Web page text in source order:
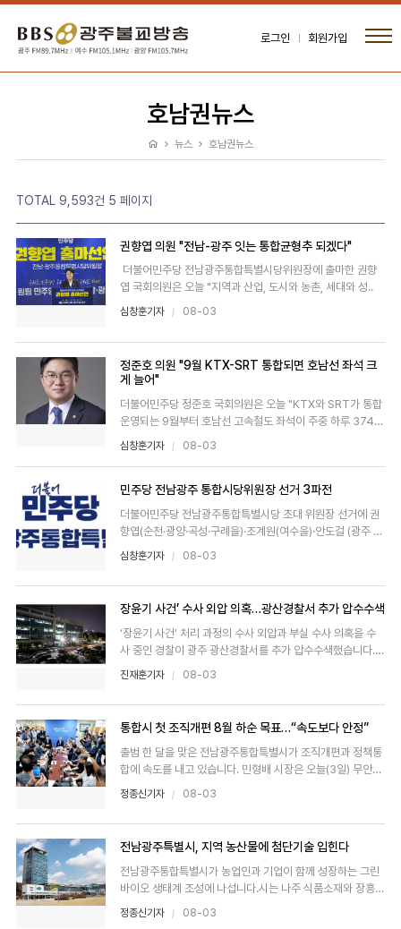
로그인 회원가입
호남권뉴스
뉴스 호남권뉴스
TOTAL 9,593건 5 페이지
권향엽 의원 "전남-광주 잇는 통합균형추 되겠다"
더불어민주당 전남광주통합특별시당위원장에 출마한 권향
엽 국회의원은 오늘 "지역과 산업, 도시와 농촌, 세대와 성..
심창훈기자 08-03
정준호 의원 "9월 KTX-SRT 통합되면 호남선 좌석 크
게 늘어"
더불어민주당 정준호 국회의원은 오늘 "KTX와 SRT가 통합
운영되는 9월부터 호남선 고속철도 좌석이 주중 하루 374
2..
심창훈기자 08-03
민주당 전남광주 통합시당위원장 선거 3파전
더불어민주당 전남광주통합특별시당 초대 위원장 선거에 권
향엽(순천·광양·곡성·구례을)·조계원(여수을)·안도걸 (광주 동
남을)..
심창훈기자 08-03
장윤기 사건’ 수사 외압 의혹…광산경찰서 추가 압수수색
‘장윤기 사건’ 처리 과정의 수사 외압과 부실 수사 의혹을 수
사 중인 경찰이 광주 광산경찰서를 추가 압수수색했습니다.경
찰청..
진재훈기자 08-03
통합시 첫 조직개편 8월 하순 목표…“속도보다 안정”
출범 한 달을 맞은 전남광주통합특별시가 조직개편과 정책통
합에 속도를 내고 있습니다. 민형배 시장은 오늘(3일) 무안청
사에..
정종신기자 08-03
전남광주특별시, 지역 농산물에 첨단기술 입힌다
전남광주통합특별시가 농업인과 기업이 함께 성장하는 그린
바이오 생태계 조성에 나섭니다.시는 나주 식품소재와 장흥
천연물, 순..
정종신기자 08-03